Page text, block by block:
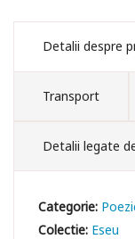
Detalii despre
Transport
Detalii legate
Categorie:
Colectie: Eseu